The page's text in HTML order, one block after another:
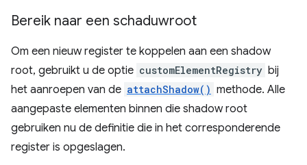
Bereik naar een schaduwroot
Om een ​​nieuw register te koppelen aan een shadow
root, gebruikt u de optie customElementRegistry bij
het aanroepen van de attachShadow() methode. Alle
aangepaste elementen binnen die shadow root
gebruiken nu de definitie die in het corresponderende
register is opgeslagen.